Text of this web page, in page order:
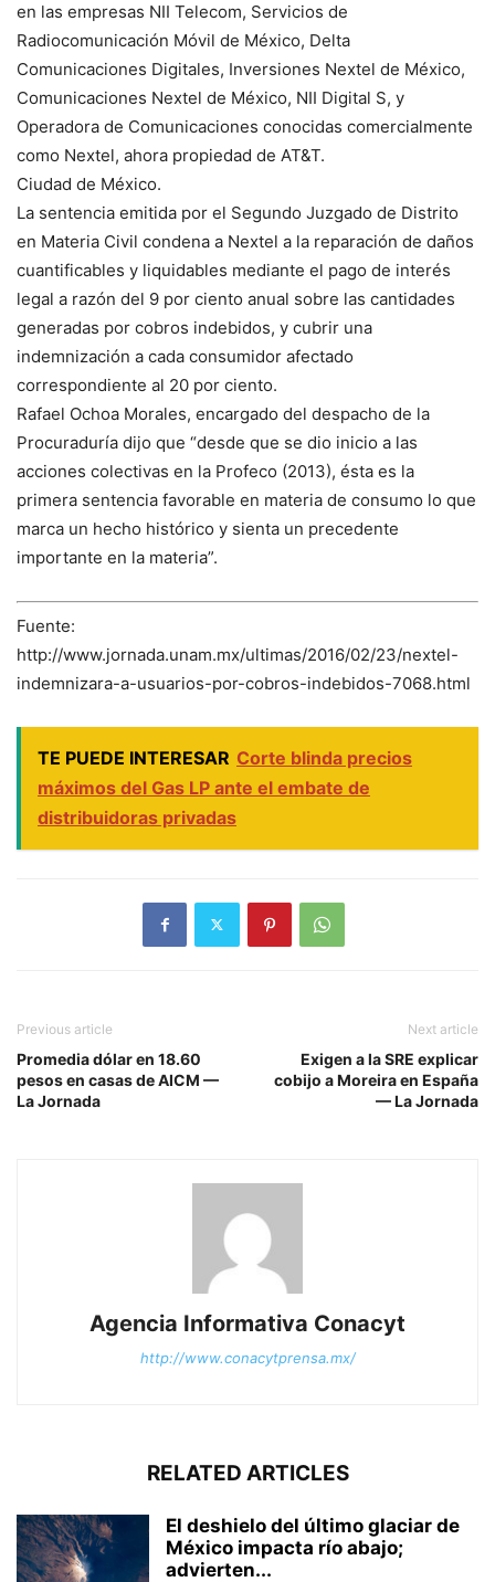
en las empresas NII Telecom, Servicios de
Radiocomunicación Móvil de México, Delta
Comunicaciones Digitales, Inversiones Nextel de México,
Comunicaciones Nextel de México, NII Digital S, y
Operadora de Comunicaciones conocidas comercialmente
como Nextel, ahora propiedad de AT&T.
Ciudad de México.
La sentencia emitida por el Segundo Juzgado de Distrito
en Materia Civil condena a Nextel a la reparación de daños
cuantificables y liquidables mediante el pago de interés
legal a razón del 9 por ciento anual sobre las cantidades
generadas por cobros indebidos, y cubrir una
indemnización a cada consumidor afectado
correspondiente al 20 por ciento.
Rafael Ochoa Morales, encargado del despacho de la
Procuraduría dijo que “desde que se dio inicio a las
acciones colectivas en la Profeco (2013), ésta es la
primera sentencia favorable en materia de consumo lo que
marca un hecho histórico y sienta un precedente
importante en la materia”.
Fuente:
http://www.jornada.unam.mx/ultimas/2016/02/23/nextel-
indemnizara-a-usuarios-por-cobros-indebidos-7068.html
TE PUEDE INTERESAR Corte blinda precios
máximos del Gas LP ante el embate de
distribuidoras privadas
Previous article
Promedia dólar en 18.60
pesos en casas de AICM —
La Jornada
Next article
Exigen a la SRE explicar
cobijo a Moreira en España
— La Jornada
Agencia Informativa Conacyt
http://www.conacytprensa.mx/
RELATED ARTICLES
El deshielo del último glaciar de
México impacta río abajo;
advierten...